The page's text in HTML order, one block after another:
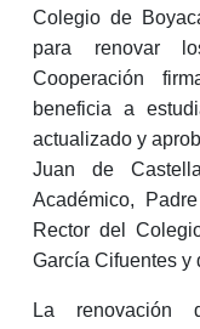
Colegio de
para renovar
Cooperación
beneficia a
actualizado y
Juan de
Académico,
Rector del
García Cifuentes y
La renovación